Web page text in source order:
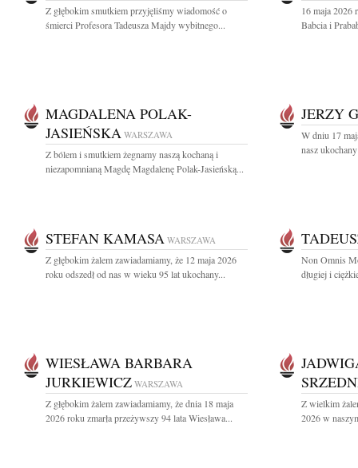
Z głębokim smutkiem przyjęliśmy wiadomość o
śmierci Profesora Tadeusza Majdy wybitnego...
16 maja 2026
Babcia i
MAGDALENA POLAK-
JASIEŃSKA WARSZAWA
Z bólem i smutkiem żegnamy naszą kochaną i
niezapomnianą Magdę Magdalenę Polak-Jasieńską...
JERZY
W dniu 17
nasz
STEFAN KAMASA WARSZAWA
Z głębokim żalem zawiadamiamy, że 12 maja 2026
roku odszedł od nas w wieku 95 lat ukochany...
Non Omnis
długiej i
WIESŁAWA BARBARA
JURKIEWICZ WARSZAWA
Z głębokim żalem zawiadamiamy, że dnia 18 maja
2026 roku zmarła przeżywszy 94 lata Wiesława...
Z wielkim
2026 w